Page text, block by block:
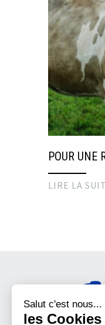
POUR UNE
LIRE LA